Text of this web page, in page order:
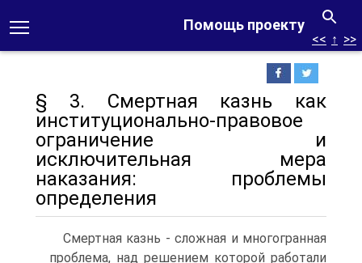
Помощь проекту
<< ↑ >>
§ 3. Смертная казнь как
институционально-правовое
ограничение и
исключительная мера
наказания: проблемы
определения
Смертная казнь - сложная и многогранная
проблема, над решением которой работали